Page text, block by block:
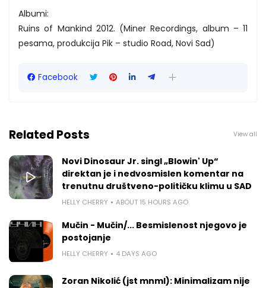
Albumi:
Ruins of Mankind 2012. (Miner Recordings, album – 11
pesama, produkcija Pik – studio Road, Novi Sad)
Facebook
Related Posts View all
Novi Dinosaur Jr. singl „Blowin' Up“
direktan je i nedvosmislen komentar na
trenutnu društveno-političku klimu u SAD
HELLY CHERRY ABOUT 15 HOURS AGO
Mučin - Mučin/... Besmislenost njegovo je
postojanje
HELLY CHERRY 4 DAYS AGO
Zoran Nikolić (jst mnml): Minimalizam nije